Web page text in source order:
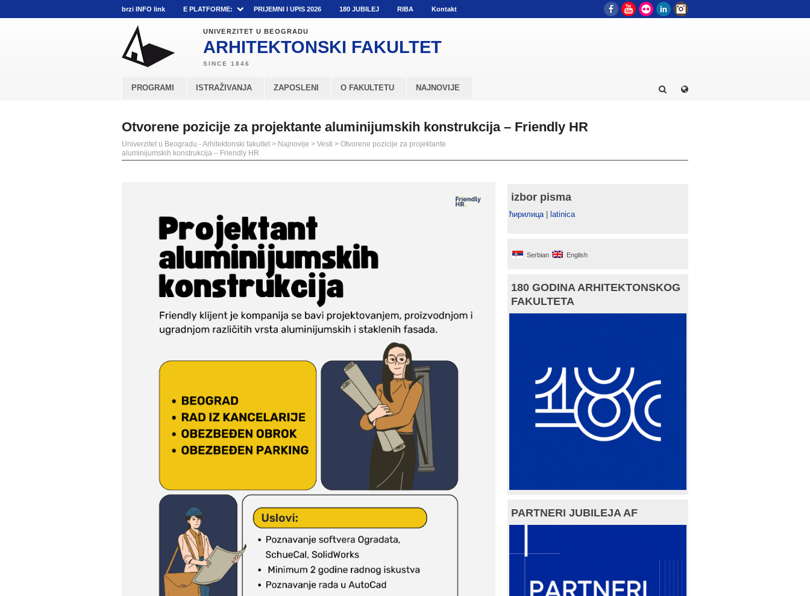
brzi INFO link E PLATFORME: PRIJEMNI I UPIS 2026 180 JUBILEJ RIBA Kontakt FacebookYouTube
Flickr LinkedIn
UNIVERZITET U BEOGRADU
ARHITEKTONSKI FAKULTET
PROGRAMI ISTRAŽIVANJA ZAPOSLENI O FAKULTETU NAJNOVIJE
Otvorene pozicije za projektante aluminijumskih konstrukcija – Friendly HR
Univerzitet u Beogradu - Arhitektonski fakultet > Najnovije > Vesti > Otvorene pozicije za projektante
aluminijumskih konstrukcija – Friendly HR
izbor pisma
ћирилица| latinica
Serbian English
180 GODINA ARHITEKTONSKOG
FAKULTETA
PARTNERI JUBILEJA AF